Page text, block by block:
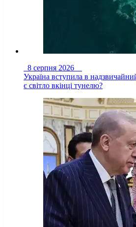
8 серпня 2026
Україна вступила в
є світло вкінці тунелю?